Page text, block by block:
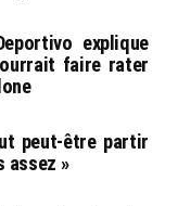
explique
faire rater
peut-être partir
assez »